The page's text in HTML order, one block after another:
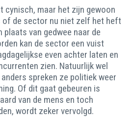
cynisch, maar het zijn gewoon
of de sector nu niet zelf het heft
plaats van gedwee naar de
kan de sector een vuist
even achter laten en
zien. Natuurlijk wel
spreken ze politiek weer
Of dit gaat gebeuren is
van de mens en toch
wordt zeker vervolgd.